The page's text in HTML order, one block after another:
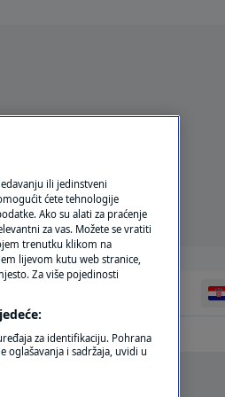
ili jedinstveni
ćete tehnologije
Ako su alati za praćenje
za vas. Možete se vratiti
trenutku klikom na
lijevom kutu web stranice,
Za više pojedinosti
za identifikaciju. Pohrana
oglašavanja i sadržaja, uvidi u